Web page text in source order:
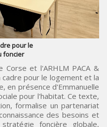
pour le
foncier
pour le logement et la
en présence d'Emmanuelle
pour l'habitat. Ce texte,
formalise un partenariat
des besoins et
foncière globale,